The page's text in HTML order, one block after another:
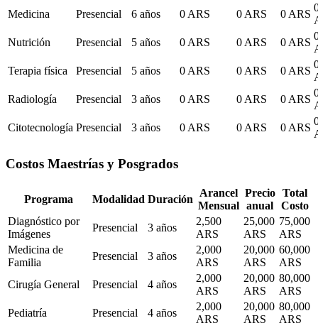
Medicina
Presencial 6 años 0 ARS 0 ARS 0 ARS
Nutrición
Presencial 5 años 0 ARS 0 ARS 0 ARS
Terapia física
Presencial 5 años 0 ARS 0 ARS 0 ARS
Radiología
Presencial 3 años 0 ARS 0 ARS 0 ARS
Citotecnología Presencial 3 años 0 ARS 0 ARS 0 ARS
Costos Maestrías y Posgrados
Programa Modalidad Duración
Arancel
Mensual
Precio
anual
Total
Costo
Diagnóstico por
Imágenes
Presencial 3 años
2,500
ARS
25,000
ARS
75,000
ARS
Medicina de
Familia
Presencial 3 años
2,000
ARS
20,000
ARS
60,000
ARS
Cirugía General
Presencial 4 años
2,000
ARS
20,000
ARS
80,000
ARS
Pediatría
Presencial 4 años
2,000
ARS
20,000
ARS
80,000
ARS